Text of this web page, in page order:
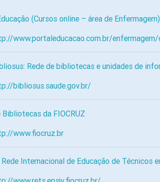
(Cursos online – área de Enfermagem)
www.portaleducacao.com.br/enfermagem/
Rede de bibliotecas e unidades de
bibliosus.saude.gov.br/
Bibliotecas da FIOCRUZ
www.fiocruz.br
Internacional de Educação de Técnicos